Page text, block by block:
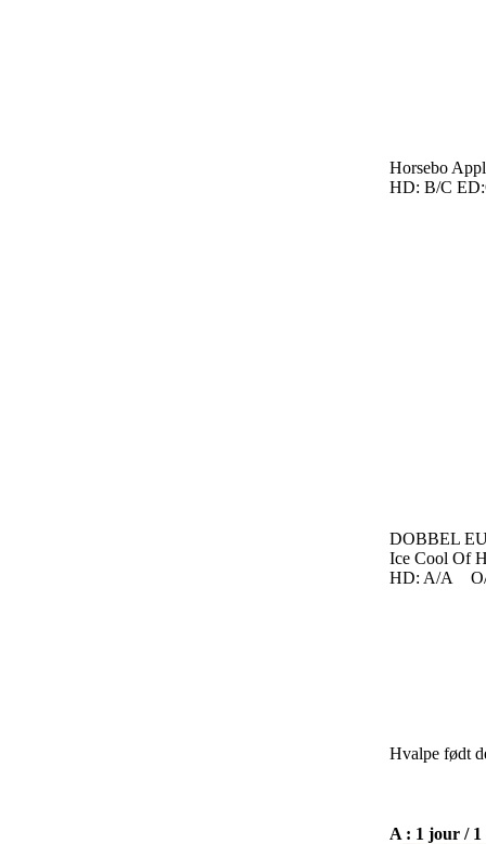
Horsebo
HD: B/C
DOBBEL
Ice Cool Of
HD: A/A
Hvalpe født
A : 1 jour / 1